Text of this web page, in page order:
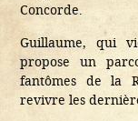
Concorde.
Guillaume, qui
propose un
fantômes de la
revivre les